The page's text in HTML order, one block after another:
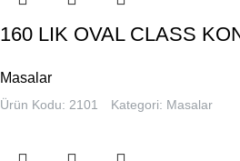
160 LIK OVAL CLASS
Masalar
Ürün Kodu: 2101 Kategori: Masalar